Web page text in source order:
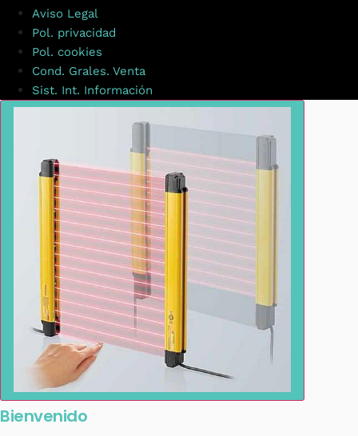
Aviso Legal
Pol. privacidad
Pol. cookies
Cond. Grales. Venta
Sist. Int. Información
Bienvenido